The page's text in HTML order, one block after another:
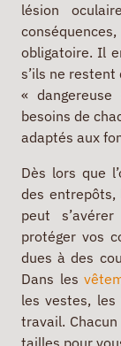
lésion
obligatoire. Il
s’ils ne
«
besoins de
adaptés aux
Dès lors que
des
peut
protéger vos
dues à des
Dans les
les vestes, les
travail.
tailles pour